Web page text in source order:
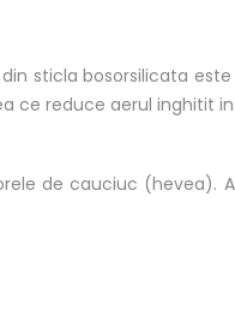
sticla bosorsilicata
ce reduce aerul inghitit
de cauciuc